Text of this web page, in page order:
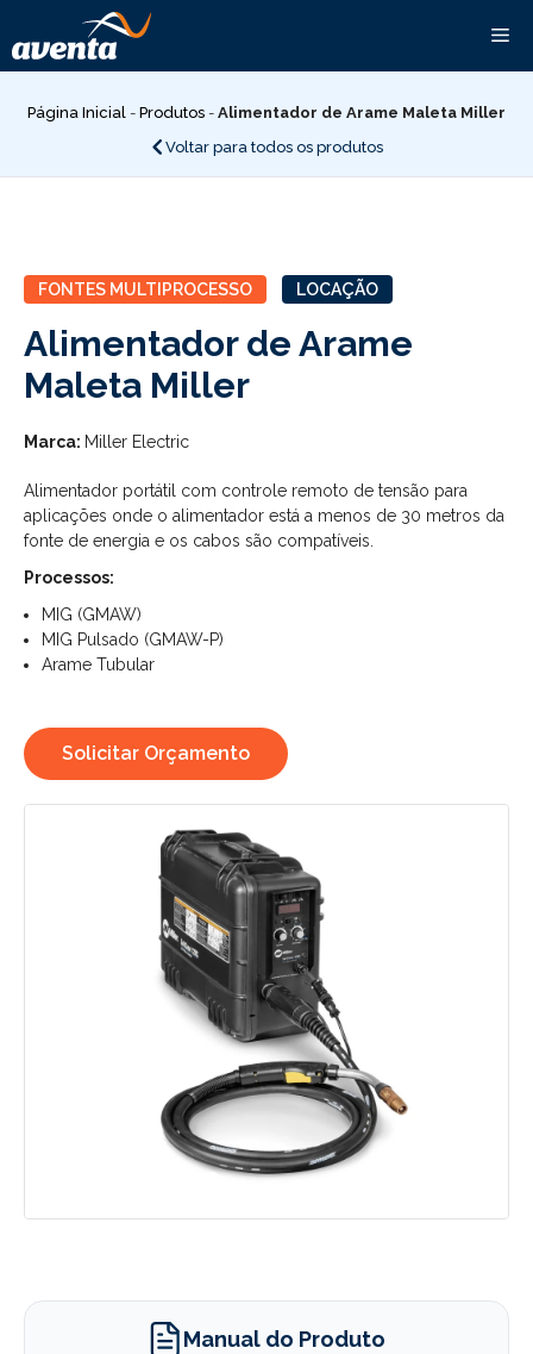
para
o
conteúdo
Página Inicial - Produtos - Alimentador de Arame Maleta Miller
Voltar para todos os produtos
FONTES MULTIPROCESSO LOCAÇÃO
Alimentador de Arame
Maleta Miller
Marca: Miller Electric
Alimentador portátil com controle remoto de tensão para
aplicações onde o alimentador está a menos de 30 metros da
fonte de energia e os cabos são compatíveis.
Processos:
MIG (GMAW)
MIG Pulsado (GMAW-P)
Arame Tubular
Solicitar Orçamento
Manual do Produto